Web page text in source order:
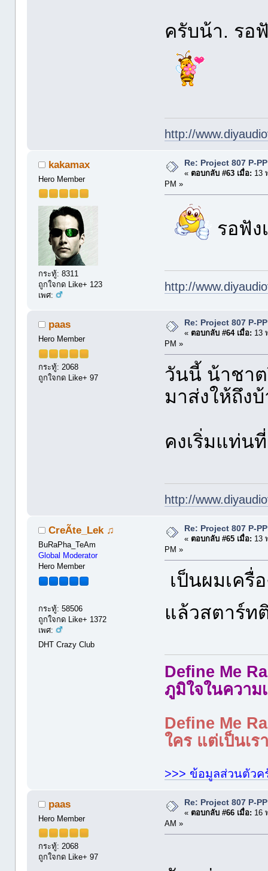
ครับน้า. รอ
http://
kakamax
Hero Member
กระทู้: 8311
ถูกใจกด Like+ 123
เพศ:
Re: Project 807 P-
« ตอบกลับ #63 เมื่อ: 13
PM »
รอฟัง
http://
paas
Hero Member
กระทู้: 2068
ถูกใจกด Like+ 97
Re: Project 807 P-
« ตอบกลับ #64 เมื่อ: 13
PM »
วันนี้ น้าชา
มาส่งให้ถึง
คงเริ่มแท่น
http://
CreÃte_Lek ♫
BuRaPha_TeAm
Global Moderator
Hero Member
กระทู้: 58506
ถูกใจกด Like+ 1372
เพศ:
DHT Crazy Club
Re: Project 807 P-
« ตอบกลับ #65 เมื่อ: 13
PM »
เป็นผมเครื่
แล้วสตาร์
Define Me
ภูมิใจในความ
Define Me
ใคร แต่เป็นเ
>>> ข้อมูลส่วนตัวค
paas
Hero Member
กระทู้: 2068
ถูกใจกด Like+ 97
Re: Project 807 P-
« ตอบกลับ #66 เมื่อ: 16
AM »